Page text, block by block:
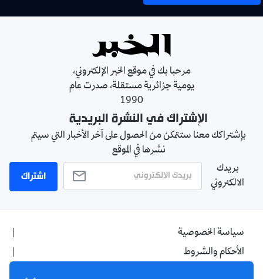
مرحبا بك في موقع الخبر الإلكتروني،
يومية جزائرية مستقلة، صدرت عام
1990
الإشتراك في النشرة البريدية
بإشتراكك معنا ستتمكن من الحصول على آخر الأخبار التي سيتم
نشرها في الموقع
بريدك
الالكتروني
اشتراك
سياسة الخصوصية
الأحكام والشروط